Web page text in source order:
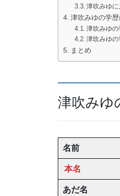
津吹みゆに
津吹みゆの学
津吹みゆ
津吹みゆ
まとめ
津吹みゆ
名前
本名
あだ名